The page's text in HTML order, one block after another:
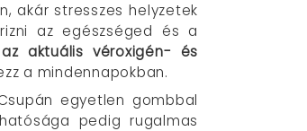
akár stresszes helyzetek
az egészséged és a
aktuális véroxigén- és
a mindennapokban.
egyetlen gombbal
pedig rugalmas